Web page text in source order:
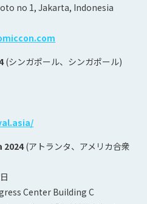
no 1, Jakarta, Indonesia
(シンガポール、シンガポール)
2024(アトランタ、アメリカ合衆
Center Building C